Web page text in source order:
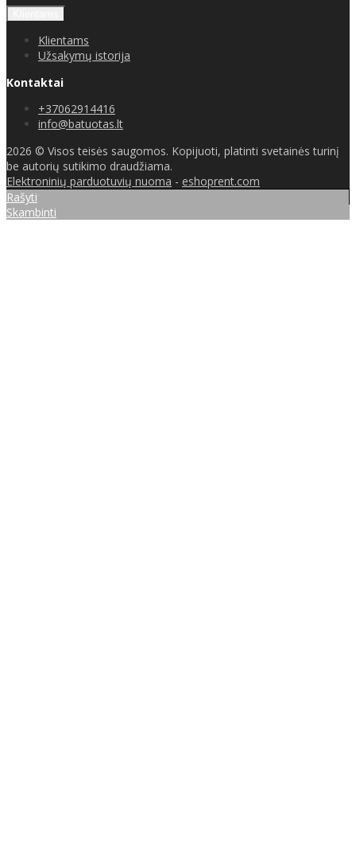
Klientams
Užsakymų istorija
Kontaktai
+37062914416
info@batuotas.lt
2026 © Visos teisės saugomos. Kopijuoti, platinti svetainės turinį
be autorių sutikimo draudžiama.
Elektroninių parduotuvių nuoma - eshoprent.com
Rašyti
Skambinti